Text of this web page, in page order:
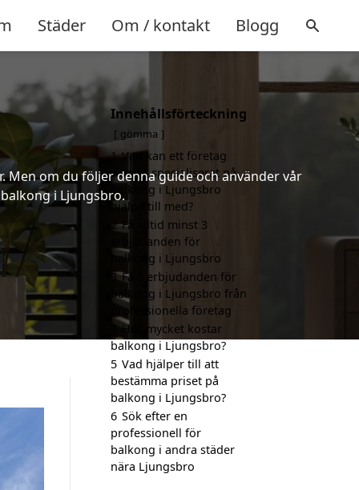
Städer Om / kontakt Blogg
om du följer denna guide och använder vår
i Ljungsbro.
Innehållsförteckning
gömma
1 Vad kan ett företag
som är specialiserat på
balkong i Ljungsbro
hjälpa till med?
2 Få alltid minst 3
erbjudanden för
balkong i Ljungsbro
3 Få 3 erbjudanden för
balkong i Ljungsbro från
professionella företag
Hur mycket kostar
balkong i Ljungsbro?
5 Vad hjälper till att
bestämma priset på
balkong i Ljungsbro?
6 Sök efter en
professionell för
balkong i andra städer
nära Ljungsbro